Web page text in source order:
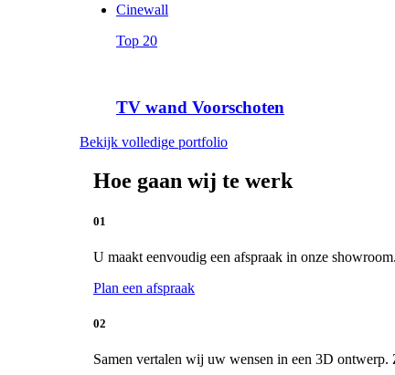
Cinewall
Top 20
TV wand Voorschoten
Bekijk volledige portfolio
Hoe gaan wij te werk
01
U maakt eenvoudig een afspraak in onze
Plan een afspraak
02
Samen vertalen wij uw wensen in een 3D